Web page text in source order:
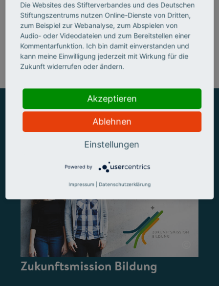
Mehr zum Handlungsfeld "Bildung &
Kompetenzen"
ZUSAMMEN MEHR ERREICHEN
Zukunftsmission Bildung
Die Websites des Stifterverbandes und des Deutschen
Stiftungszentrums nutzen Online-Dienste von Dritten,
zum Beispiel zur Webanalyse, zum Abspielen von
Audio- oder Videodateien und zum Bereitstellen einer
Kommentarfunktion. Ich bin damit einverstanden und
kann meine Einwilligung jederzeit mit Wirkung für die
Zukunft widerrufen oder ändern.
Akzeptieren
Ablehnen
Einstellungen
Powered by
Impressum Datenschutzerklärung